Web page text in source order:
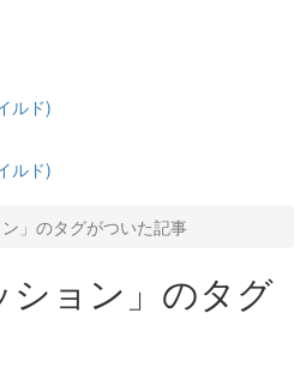
ン」のタグがついた記事
ション」のタグ